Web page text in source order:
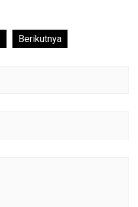
Berikutnya